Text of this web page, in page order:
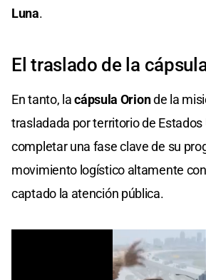
Luna.
El traslado de la
En tanto, lacápsula Orionde la
trasladada por territorio de Estados
completar una fase clave de su
movimiento logístico altamente
captado la atención pública.